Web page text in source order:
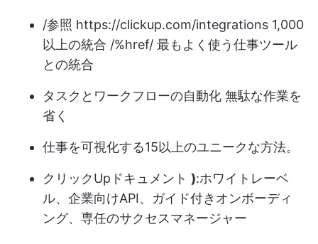
/参照 https://clickup.com/integrations 1,000
以上の統合 /%href/ 最もよく使う仕事ツール
との統合
タスクとワークフローの自動化 無駄な作業を
省く
仕事を可視化する15以上のユニークな方法。
クリックUpドキュメント ):ホワイトレーベ
ル、企業向けAPI、ガイド付きオンボーディ
ング、専任のサクセスマネージャー